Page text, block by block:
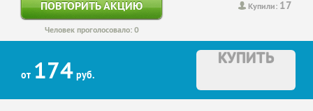
Купили: 17
ПОВТОРИТЬ АКЦИЮ
Человек проголосовало: 0
от 174 руб.
КУПИТЬ